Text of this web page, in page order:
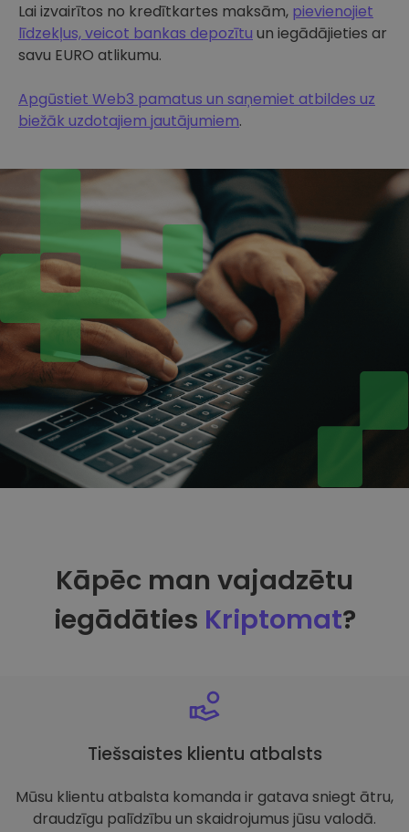
Lai izvairītos no kredītkartes maksām, pievienojiet
līdzekļus, veicot bankas depozītu un iegādājieties ar
savu EURO atlikumu.
Apgūstiet Web3 pamatus un saņemiet atbildes uz
biežāk uzdotajiem jautājumiem.
Kāpēc man vajadzētu
iegādāties Kriptomat?
Tiešsaistes klientu atbalsts
Mūsu klientu atbalsta komanda ir gatava sniegt ātru,
draudzīgu palīdzību un skaidrojumus jūsu valodā.